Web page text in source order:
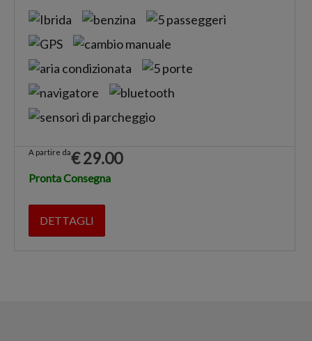
A partire da€29.00
Pronta Consegna
DETTAGLI